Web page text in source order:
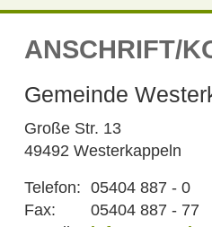
ANSCHRIFT/
Gemeinde
Große Str. 13
49492 Westerkappeln
Telefon: 05404 887 - 0
Fax:
05404 887 - 77